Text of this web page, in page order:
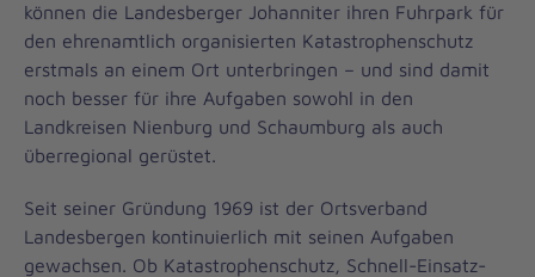
können die Landesberger Johanniter ihren Fuhrpark für
den ehrenamtlich organisierten Katastrophenschutz
erstmals an einem Ort unterbringen – und sind damit
noch besser für ihre Aufgaben sowohl in den
Landkreisen Nienburg und Schaumburg als auch
überregional gerüstet.
Seit seiner Gründung 1969 ist der Ortsverband
Landesbergen kontinuierlich mit seinen Aufgaben
gewachsen. Ob Katastrophenschutz, Schnell-Einsatz-